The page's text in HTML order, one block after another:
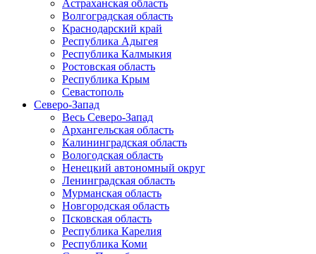
Астраханская область
Волгоградская область
Краснодарский край
Республика Адыгея
Республика Калмыкия
Ростовская область
Республика Крым
Севастополь
Северо-Запад
Весь Северо-Запад
Архангельская область
Калининградская область
Вологодская область
Ненецкий автономный округ
Ленинградская область
Мурманская область
Новгородская область
Псковская область
Республика Карелия
Республика Коми